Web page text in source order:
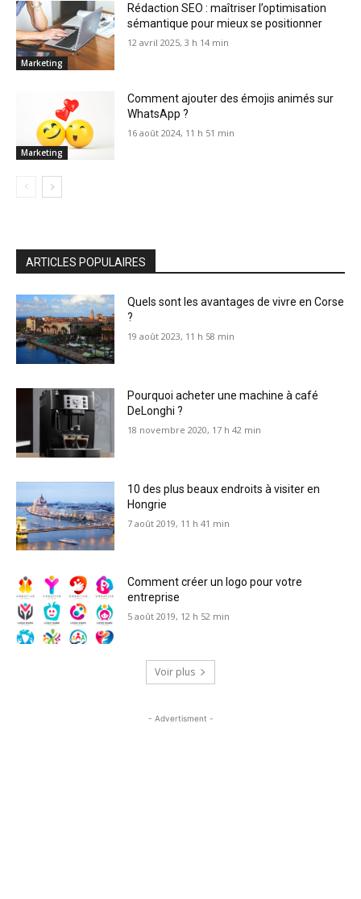
Marketing
Rédaction SEO : maîtriser l’optimisation
sémantique pour mieux se positionner
12 avril 2025, 3 h 14 min
Marketing
Comment ajouter des émojis animés sur
WhatsApp ?
16 août 2024, 11 h 51 min
ARTICLES POPULAIRES
Quels sont les avantages de vivre en Corse
?
19 août 2023, 11 h 58 min
Pourquoi acheter une machine à café
DeLonghi ?
18 novembre 2020, 17 h 42 min
10 des plus beaux endroits à visiter en
Hongrie
7 août 2019, 11 h 41 min
Comment créer un logo pour votre
entreprise
5 août 2019, 12 h 52 min
Voir plus
- Advertisment -